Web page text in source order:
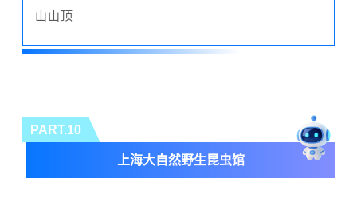
山山顶
PART.10
上海大自然野生昆虫馆